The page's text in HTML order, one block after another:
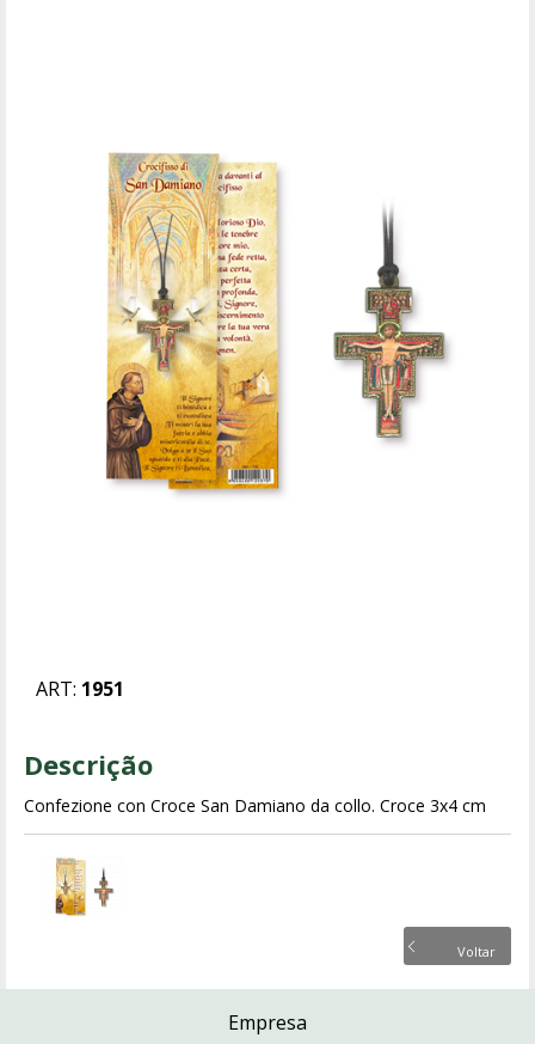
ART: 1951
Descrição
Confezione con Croce San Damiano da collo. Croce 3x4 cm
Voltar
Empresa